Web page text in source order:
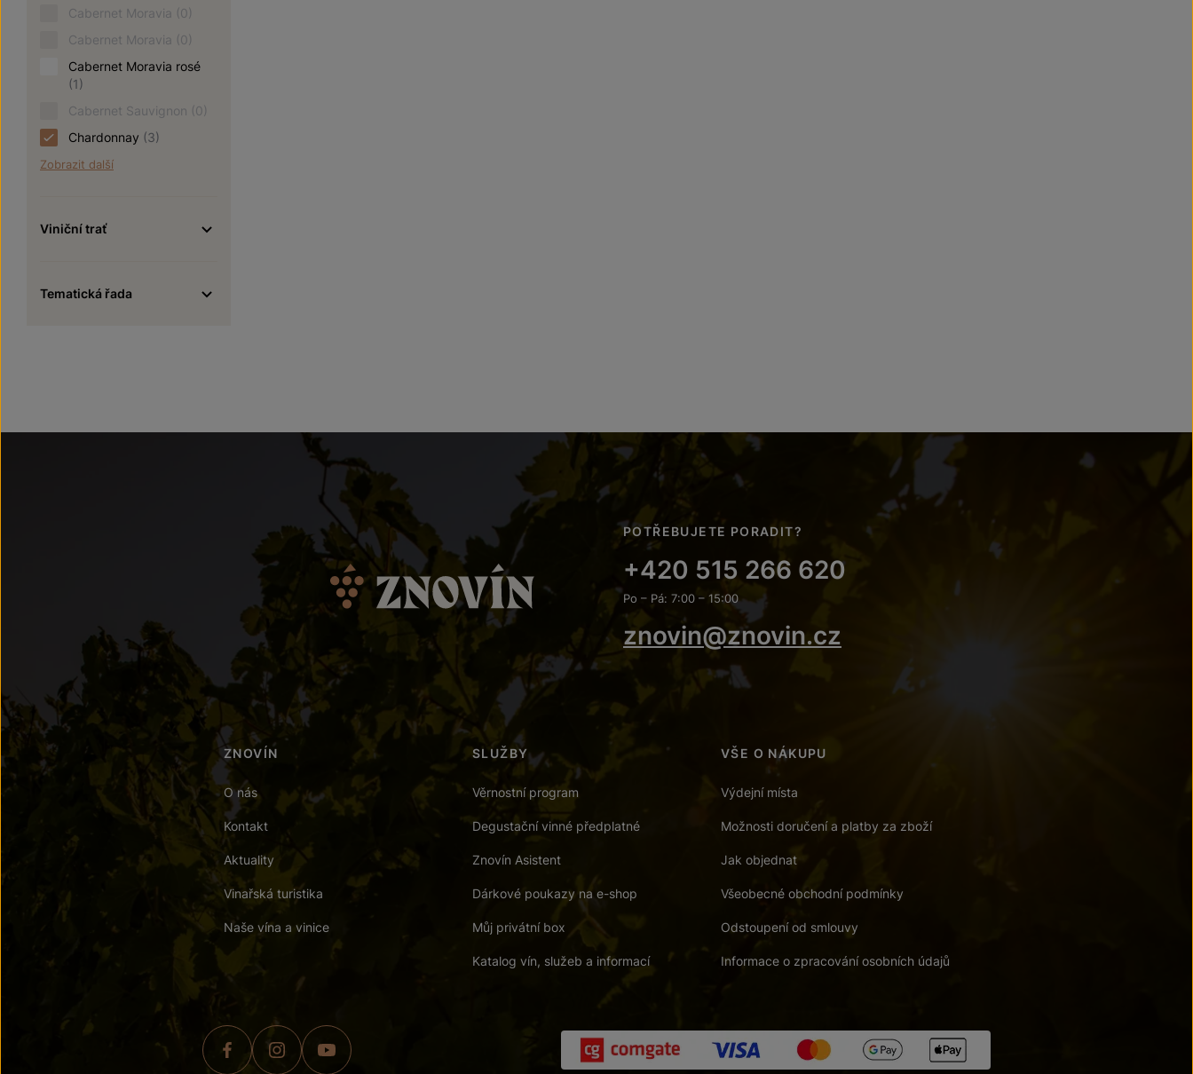
Cabernet Moravia (0)
Cabernet Moravia (0)
Cabernet Moravia rosé
(1)
Cabernet Sauvignon (0)
Chardonnay (3)
Zobrazit další
Viniční trať
Tematická řada
POTŘEBUJETE PORADIT?
+420 515 266 620
Po – Pá: 7:00 – 15:00
znovin@znovin.cz
ZNOVÍN
O nás
Kontakt
Aktuality
Vinařská turistika
Naše vína a vinice
SLUŽBY
Věrnostní program
Degustační vinné předplatné
Znovín Asistent
Dárkové poukazy na e-shop
Můj privátní box
Katalog vín, služeb a informací
VŠE O NÁKUPU
Výdejní místa
Možnosti doručení a platby za zboží
Jak objednat
Všeobecné obchodní podmínky
Odstoupení od smlouvy
Informace o zpracování osobních údajů